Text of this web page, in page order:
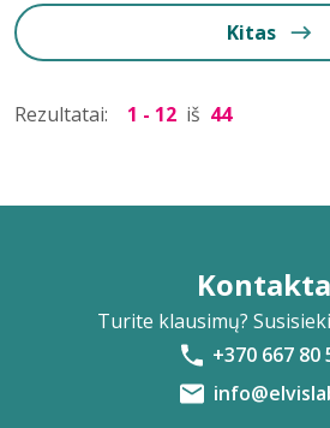
Kitas
Rezultatai: 1 - 12 iš 44
Turite klausimų?
+370 667 80